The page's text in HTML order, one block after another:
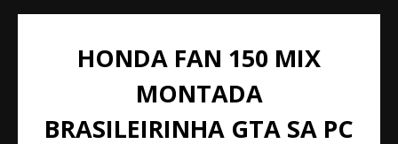
HONDA FAN 150 MIX
MONTADA
BRASILEIRINHA GTA SA PC